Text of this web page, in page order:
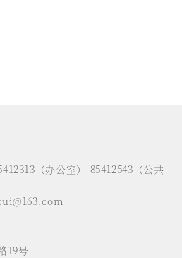
（办公室） 85412543（公共
19号